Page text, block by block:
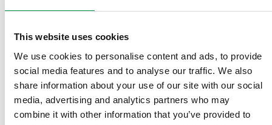
This website uses cookies
We use cookies to personalise content and ads, to provide
social media features and to analyse our traffic. We also
share information about your use of our site with our social
media, advertising and analytics partners who may
combine it with other information that you’ve provided to
medvetenheten till flera. Ett förslag som dykt upp är att rulla
hygienpapper, etc.). Dessutom kommer vi fortsätta erbjuda
de standardiserade piktogrammen till våra kunder när de
väljer profiltryck för att hjälpa dem på vägen, berättar
Håkan.